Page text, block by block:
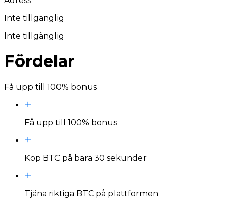
Inte tillgänglig
Inte tillgänglig
Fördelar
Få upp till 100% bonus
Få upp till 100% bonus
Köp BTC på bara 30 sekunder
Tjäna riktiga BTC på plattformen